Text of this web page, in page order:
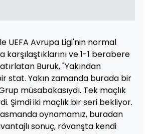
UEFA Avrupa Ligi'nin normal
karşılaştıklarını ve 1-1 berabere
Buruk, "Yakından
stat. Yakın zamanda burada bir
müsabakasıydı. Tek maçlık
Şimdi iki maçlık bir seri bekliyor.
oynamamız, buradan
sonuç, rövanşta kendi